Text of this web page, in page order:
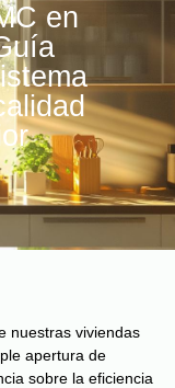
en
nuestras viviendas
apertura de
sobre la eficiencia